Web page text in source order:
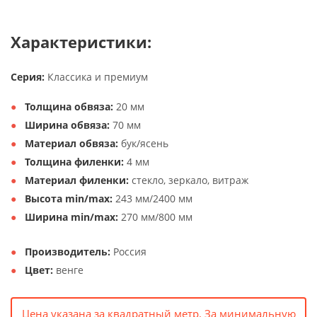
Характеристики:
Серия: Классика и премиум
Толщина обвяза: 20 мм
Ширина обвяза: 70 мм
Материал обвяза: бук/ясень
Толщина филенки: 4 мм
Материал филенки: стекло, зеркало, витраж
Высота min/max: 243 мм/2400 мм
Ширина min/max: 270 мм/800 мм
Производитель: Россия
Цвет: венге
Цена указана за квадратный метр. За минимальную